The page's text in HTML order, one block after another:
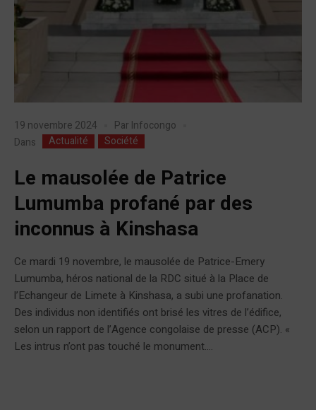
19 novembre 2024 Par Infocongo
Dans
Actualité Société
Le mausolée de Patrice
Lumumba profané par des
inconnus à Kinshasa
Ce mardi 19 novembre, le mausolée de Patrice-Emery
Lumumba, héros national de la RDC situé à la Place de
l’Echangeur de Limete à Kinshasa, a subi une profanation.
Des individus non identifiés ont brisé les vitres de l’édifice,
selon un rapport de l’Agence congolaise de presse (ACP). «
Les intrus n’ont pas touché le monument....